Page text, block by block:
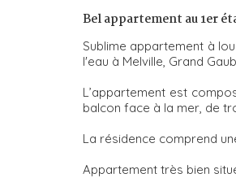
Bel appartement au 1er
Sublime appartement à
l'eau à Melville, Grand
L’appartement est
balcon face à la mer, de
La résidence comprend
Appartement très bien